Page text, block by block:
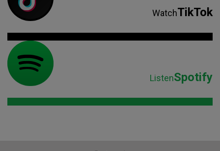
WatchTikTok
ListenSpotify